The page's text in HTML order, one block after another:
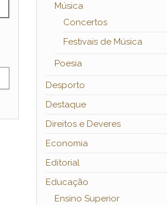
Música
Concertos
Festivais de Música
Poesia
Desporto
Destaque
Direitos e Deveres
Economia
Editorial
Educação
Ensino Superior